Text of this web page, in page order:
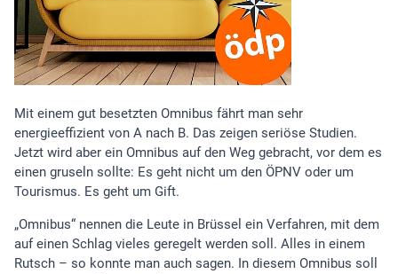
Mit einem gut besetzten Omnibus fährt man sehr
energieeffizient von A nach B. Das zeigen seriöse Studien.
Jetzt wird aber ein Omnibus auf den Weg gebracht, vor dem es
einen gruseln sollte: Es geht nicht um den ÖPNV oder um
Tourismus. Es geht um Gift.
„Omnibus“ nennen die Leute in Brüssel ein Verfahren, mit dem
auf einen Schlag vieles geregelt werden soll. Alles in einem
Rutsch – so konnte man auch sagen. In diesem Omnibus soll